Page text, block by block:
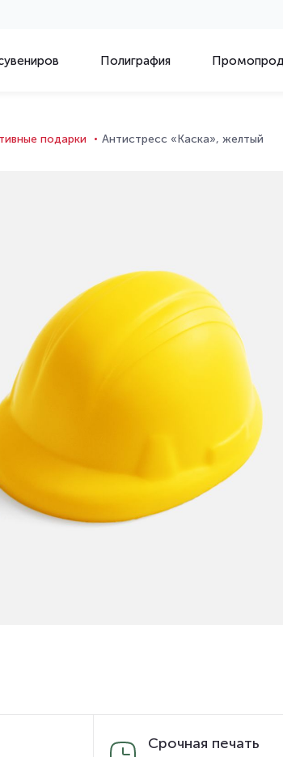
Полиграфия
подарки Антистресс «Каска», желтый
Срочная печать